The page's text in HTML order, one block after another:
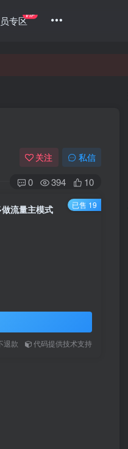
专区VIP
关注 私信
0 394 10
流量主模式
退款 代码提供技术支持
已售 19